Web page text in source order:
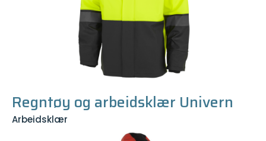
Regntøy og arbeidsklær Univern
Arbeidsklær